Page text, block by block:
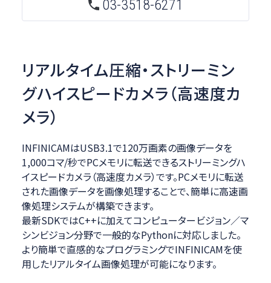
03-3518-6271
リアルタイム圧縮・ストリーミン
グハイスピードカメラ（高速度カ
メラ）
INFINICAMはUSB3.1で120万画素の画像データを
1,000コマ/秒でPCメモリに転送できるストリーミングハ
イスピードカメラ（高速度カメラ）です。PCメモリに転送
された画像データを画像処理することで、簡単に高速画
像処理システムが構築できます。
最新SDKではC++に加えてコンピュータービジョン／マ
シンビジョン分野で一般的なPythonに対応しました。
より簡単で直感的なプログラミングでINFINICAMを使
用したリアルタイム画像処理が可能になります。